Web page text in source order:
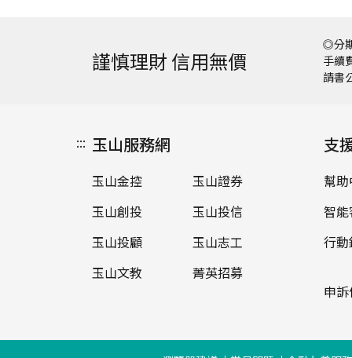
謹慎理財 信用無價
◎分
手續
請書
::: 玉山服務網
玉山金控
玉山證券
玉山創投
玉山投信
玉山投顧
玉山志工
玉山文教
菁英招募
支
幫
智
行
申